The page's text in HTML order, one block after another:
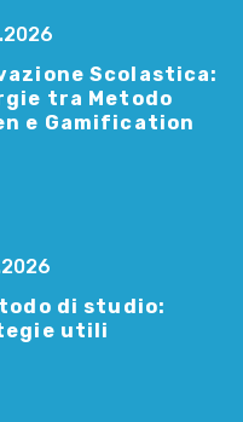
Scolastica:
tra Metodo
e Gamification
di studio:
utili